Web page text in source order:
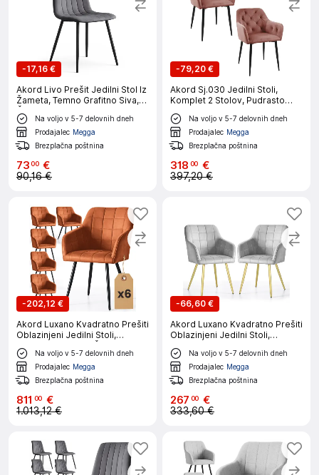
-17,16 €
Akord Livo Prešit Jedilni Stol Iz
Žameta, Temno Grafitno Siva,
Črne Noge
Na voljo v 5-7 delovnih dneh
Prodajalec Megga
Brezplačna poštnina
7300 €
90,16 €
-79,20 €
Akord Sj.030 Jedilni Stoli,
Komplet 2 Stolov, Pudrasto
Rožnata
Na voljo v 5-7 delovnih dneh
Prodajalec Megga
Brezplačna poštnina
318 00 €
397,20 €
-202,12 €
Akord Luxano Kvadratno Prešiti
Oblazinjeni Jedilni Stoli,
Komplet 6 Stolov, Črne Noge
Na voljo v 5-7 delovnih dneh
Prodajalec Megga
Brezplačna poštnina
811 00 €
1.013,12 €
-66,60 €
Akord Luxano Kvadratno Prešiti
Oblazinjeni Jedilni Stoli,
Komplet 2 Stolov, Siva, Noge
Zlate Barve
Na voljo v 5-7 delovnih dneh
Prodajalec Megga
Brezplačna poštnina
267 00 €
333,60 €